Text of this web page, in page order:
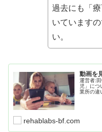
過去にも「
いています
い。
動画を
運営者:
児」につ
業所の違
rehablabs-bf.com